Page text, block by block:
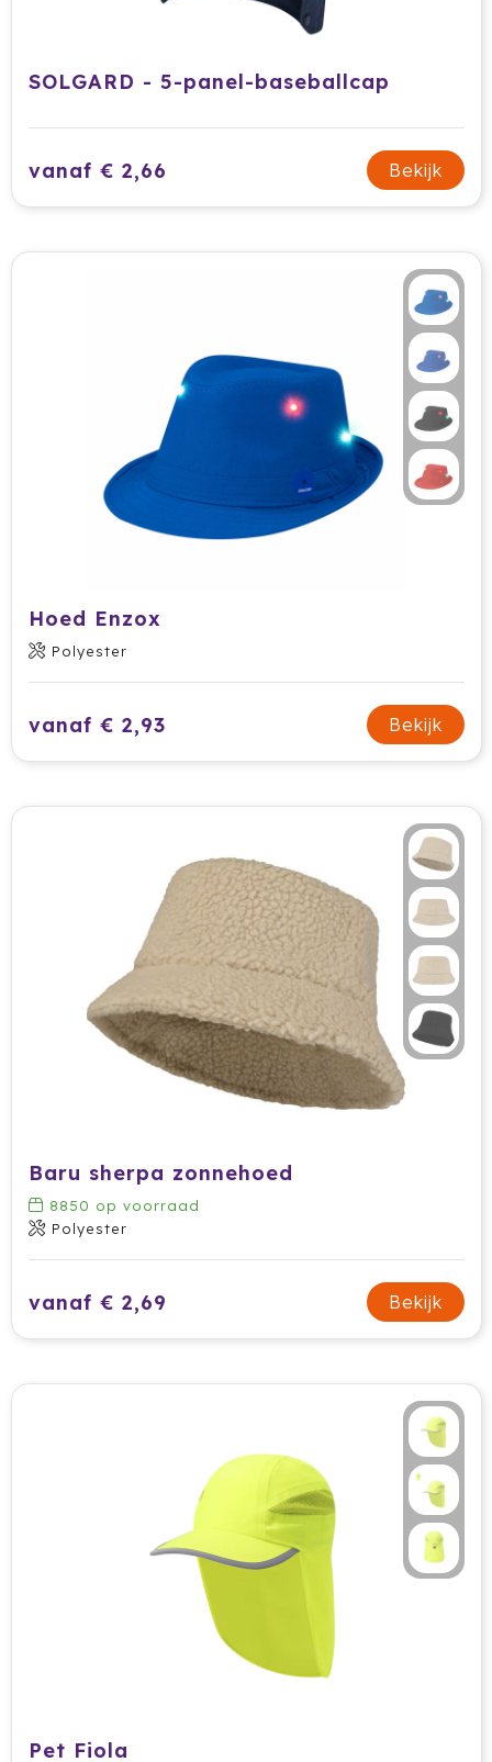
SOLGARD - 5-panel-baseballcap
vanaf € 2,66 Bekijk
Hoed Enzox
Polyester
vanaf € 2,93 Bekijk
Baru sherpa zonnehoed
8850 op voorraad
Polyester
vanaf € 2,69 Bekijk
Pet Fiola